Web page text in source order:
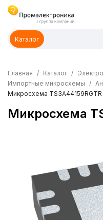
Каталог
Главная Каталог
Импортные микросхемы
Микросхема TS3A44159RGTR
Микросхема